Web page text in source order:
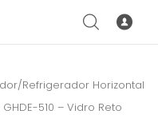
Refrigerador Horizontal
510 – Vidro Reto